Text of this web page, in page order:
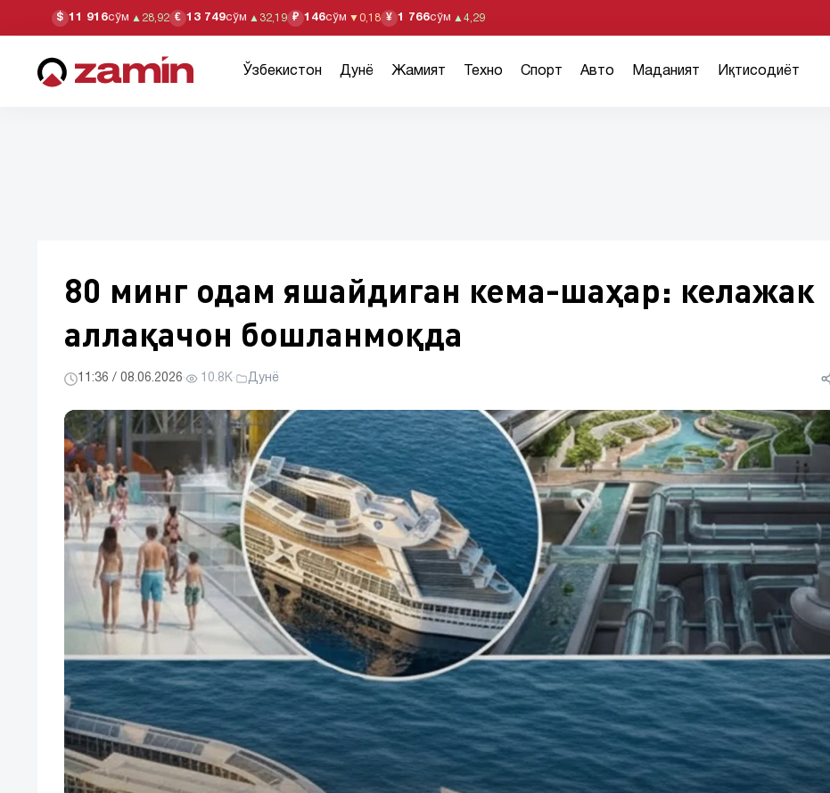
$ 11 916сўм ▲ 28,92 € 13 749сўм ▲ 32,19 ₽ 146сўм ▼ 0,18 ¥ 1 766сўм ▲ 4,29
Ўзбекистон Дунё Жамият Техно Спорт Авто Маданият Иқтисодиёт
80 минг одам яшайдиган кема-шаҳар: келажак
аллақачон бошланмоқда
11:36 / 08.06.2026· 10.8K· Дунё